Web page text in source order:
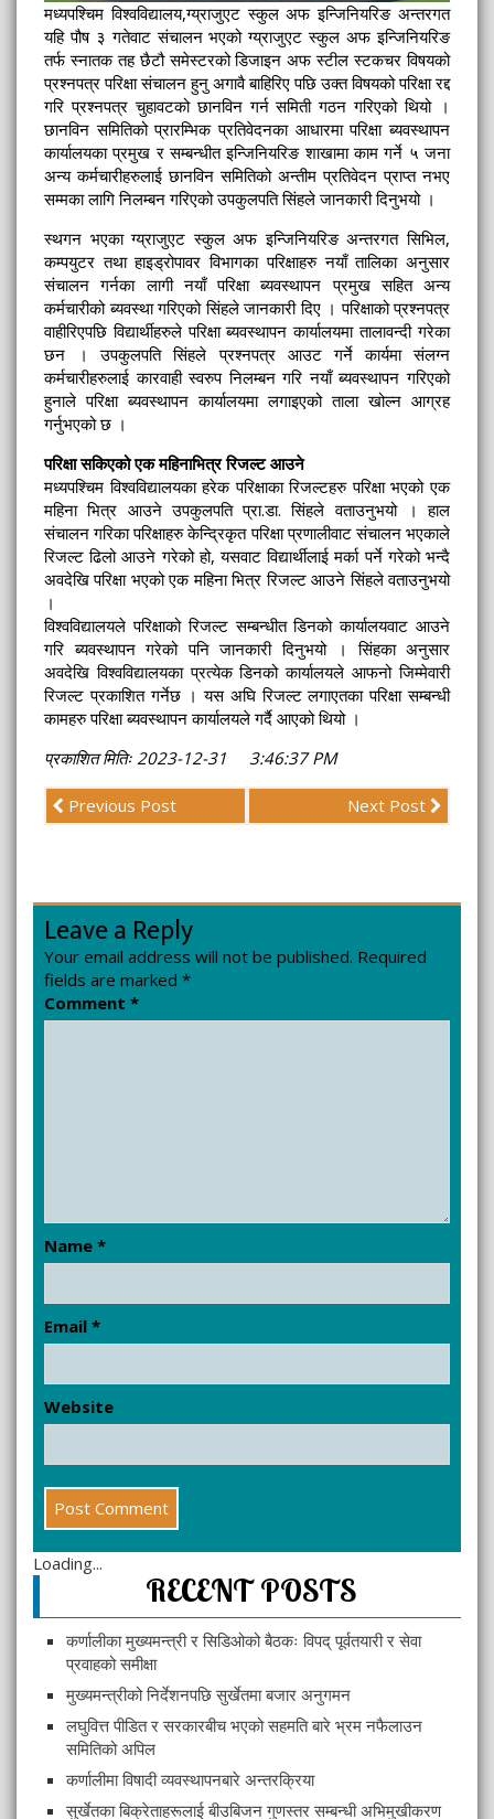
मध्यपश्चिम विश्वविद्यालय,ग्य्राजुएट स्कुल अफ इन्जिनियरिङ अन्तरगत
यहि पौष ३ गतेवाट संचालन भएको ग्य्राजुएट स्कुल अफ इन्जिनियरिङ
तर्फ स्नातक तह छैटौ समेस्टरको डिजाइन अफ स्टील स्टकचर विषयको
प्रश्नपत्र परिक्षा संचालन हुनु अगावै बाहिरिए पछि उक्त विषयको परिक्षा रद्द
गरि प्रश्नपत्र चुहावटको छानविन गर्न समिती गठन गरिएको थियो ।
छानविन समितिको प्रारम्भिक प्रतिवेदनका आधारमा परिक्षा ब्यवस्थापन
कार्यालयका प्रमुख र सम्बन्धीत इन्जिनियरिङ शाखामा काम गर्ने ५ जना
अन्य कर्मचारीहरुलाई छानविन समितिको अन्तीम प्रतिवेदन प्राप्त नभए
सम्मका लागि निलम्बन गरिएको उपकुलपति सिंहले जानकारी दिनुभयो ।
स्थगन भएका ग्य्राजुएट स्कुल अफ इन्जिनियरिङ अन्तरगत सिभिल,
कम्पयुटर तथा हाइड्रोपावर विभागका परिक्षाहरु नयाँ तालिका अनुसार
संचालन गर्नका लागी नयाँ परिक्षा ब्यवस्थापन प्रमुख सहित अन्य
कर्मचारीको ब्यवस्था गरिएको सिंहले जानकारी दिए । परिक्षाको प्रश्नपत्र
वाहीरिएपछि विद्यार्थीहरुले परिक्षा ब्यवस्थापन कार्यालयमा तालावन्दी गरेका
छन । उपकुलपति सिंहले प्रश्नपत्र आउट गर्ने कार्यमा संलग्न
कर्मचारीहरुलाई कारवाही स्वरुप निलम्बन गरि नयाँ ब्यवस्थापन गरिएको
हुनाले परिक्षा ब्यवस्थापन कार्यालयमा लगाइएको ताला खोल्न आग्रह
गर्नुभएको छ ।
परिक्षा सकिएको एक महिनाभित्र रिजल्ट आउने
मध्यपश्चिम विश्वविद्यालयका हरेक परिक्षाका रिजल्टहरु परिक्षा भएको एक
महिना भित्र आउने उपकुलपति प्रा.डा. सिंहले वताउनुभयो । हाल
संचालन गरिका परिक्षाहरु केन्द्रिकृत परिक्षा प्रणालीवाट संचालन भएकाले
रिजल्ट ढिलो आउने गरेको हो, यसवाट विद्यार्थीलाई मर्का पर्ने गरेको भन्दै
अवदेखि परिक्षा भएको एक महिना भित्र रिजल्ट आउने सिंहले वताउनुभयो
।
विश्वविद्यालयले परिक्षाको रिजल्ट सम्बन्धीत डिनको कार्यालयवाट आउने
गरि ब्यवस्थापन गरेको पनि जानकारी दिनुभयो । सिंहका अनुसार
अवदेखि विश्वविद्यालयका प्रत्येक डिनको कार्यालयले आफनो जिम्मेवारी
रिजल्ट प्रकाशित गर्नेछ । यस अघि रिजल्ट लगाएतका परिक्षा सम्बन्धी
कामहरु परिक्षा ब्यवस्थापन कार्यालयले गर्दै आएको थियो ।
प्रकाशित मितिः 2023-12-31 3:46:37 PM
Previous Post Next Post
Leave a Reply
Your email address will not be published. Required
fields are marked *
Comment *
Name *
Email *
Website
Loading...
RECENT POSTS
कर्णालीका मुख्यमन्त्री र सिडिओको बैठकः विपद् पूर्वतयारी र सेवा
प्रवाहको समीक्षा
मुख्यमन्त्रीको निर्देशनपछि सुर्खेतमा बजार अनुगमन
लघुवित्त पीडित र सरकारबीच भएको सहमति बारे भ्रम नफैलाउन
समितिको अपिल
कर्णालीमा विषादी व्यवस्थापनबारे अन्तरक्रिया
सुर्खेतका बिक्रेताहरूलाई बीउबिजन गुणस्तर सम्बन्धी अभिमुखीकरण